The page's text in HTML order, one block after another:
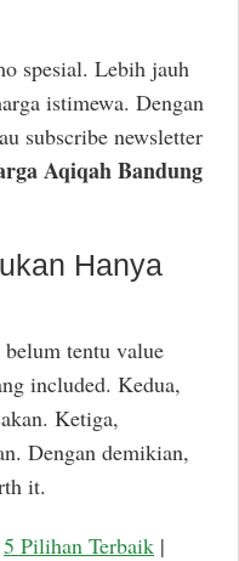
spesial. Lebih jauh
istimewa. Dengan
subscribe newsletter
Aqiqah Bandung
Hanya
belum tentu value
included. Kedua,
Ketiga,
Dengan demikian,
it.
5 Pilihan Terbaik |